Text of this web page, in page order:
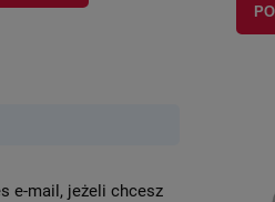
e-mail, jeżeli chcesz